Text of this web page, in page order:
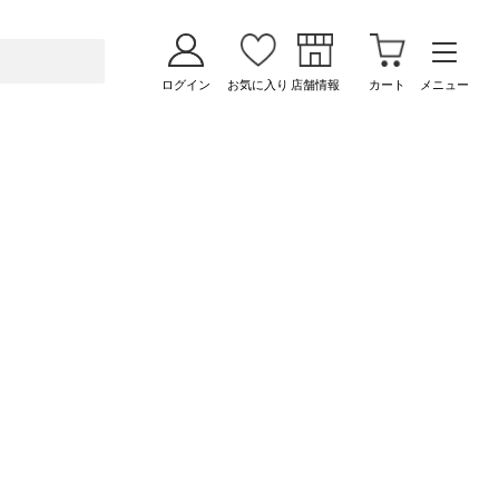
ログイン お気に入り 店舗情報 カート メニュー